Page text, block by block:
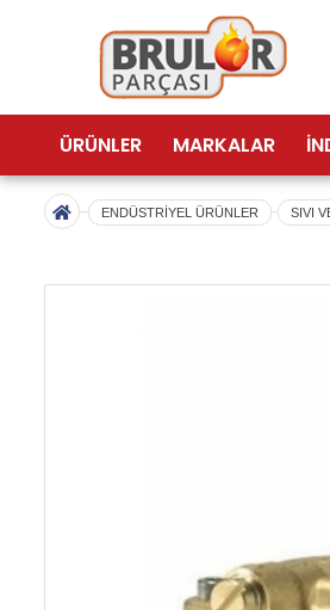
ÜRÜNLER MARKALAR
ENDÜSTRİYEL ÜRÜNLER SIVI